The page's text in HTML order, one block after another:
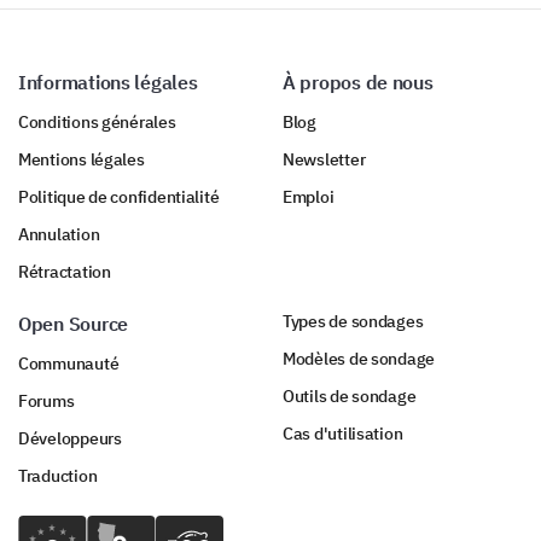
À votre avis, comment la qualité de notre
concurrents ?
Bien mieux
Mieux
Pire
Bien pire
Retour détaillé
Vos retours détaillés sur les questions suivantes nous
fourniront des informations plus profondes sur vos
Informations légales
Conditions générales
Mentions légales
Politique de confidentialité
Annulation
Rétractation
À propos de nous
Blog
Newsletter
Emploi
Open Source
Communauté
Forums
Développeurs
Traduction
Types de sondages
Modèles de sondage
Outils de sondage
Cas d'utilisation